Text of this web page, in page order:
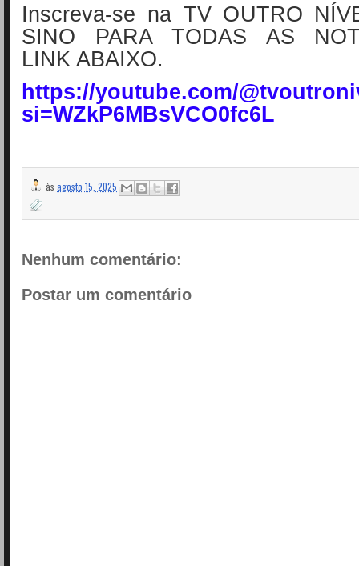
Inscreva-se na TV OUTRO
SINO PARA TODAS AS
LINK ABAIXO.
https://youtube.com/
si=WZkP6MBsVCO0fc6L
às agosto 15, 2025
Nenhum comentário:
Postar um comentário